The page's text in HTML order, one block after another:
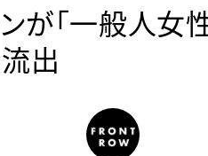
が「一般人女
出